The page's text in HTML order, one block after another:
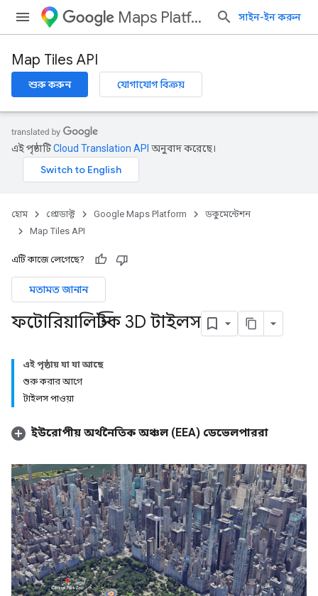
Maps Platform সাইন-ইন করুন
Map Tiles API
শুরু করুন যোগাযোগ বিক্রয়
এই পৃষ্ঠাটিCloud Translation API অনুবাদ করেছে।
হোম প্রোডাক্ট Google Maps Platform
ডকুমেন্টেশন
Map Tiles API
এটি কাজে লেগেছে?
মতামত জানান
ফটোরিয়ালিস্টিক 3D টাইলস
এই পৃষ্ঠায় যা যা আছে
শুরু করার আগে
টাইলস পাওয়া
ইউরোপীয় অর্থনৈতিক অঞ্চল (EEA) ডেভেলপাররা